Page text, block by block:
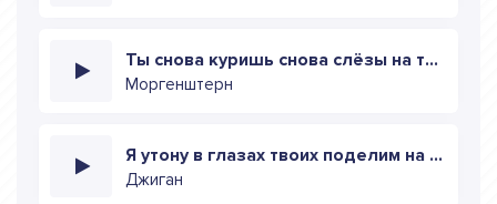
Ты снова куришь снова слёзы на твоих щеках
Моргенштерн
Я утону в глазах твоих поделим на двоих (remix)
Джиган